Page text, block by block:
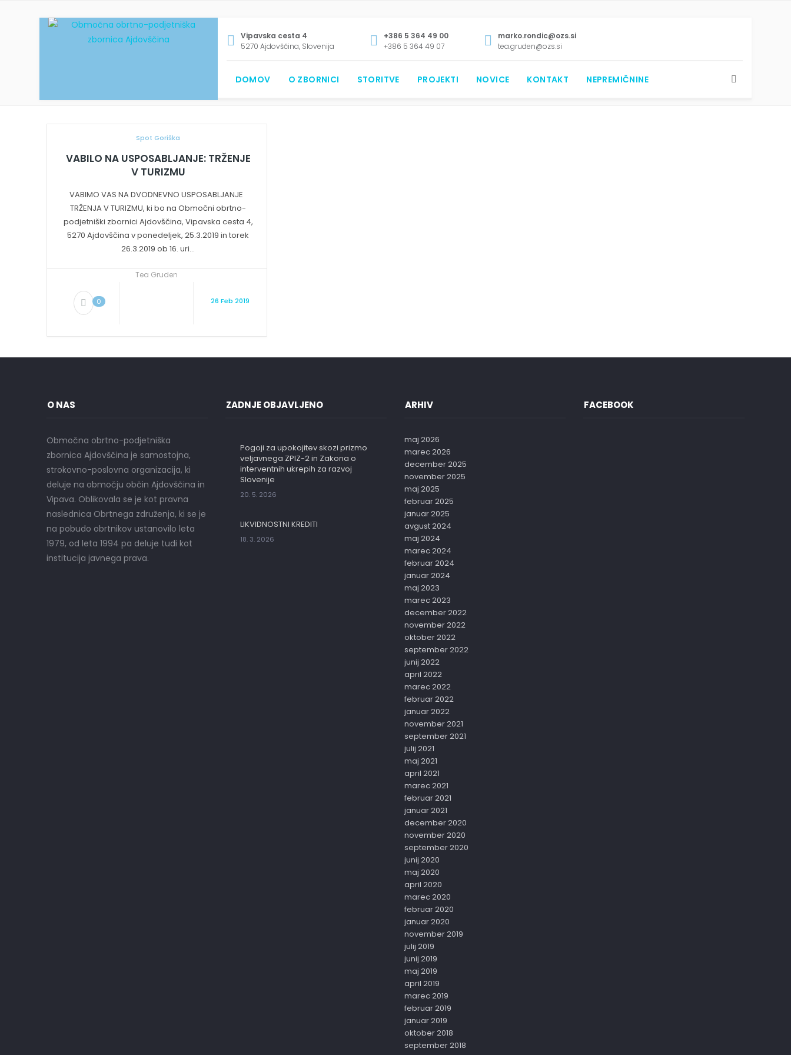
Vipavska cesta 4
5270 Ajdovščina, Slovenija
+386 5 364 49 00
+386 5 364 49 07
marko.rondic@ozs.si
tea.gruden@ozs.si
DOMOV O ZBORNICI STORITVE PROJEKTI NOVICE KONTAKT NEPREMIČNINE
Monthly Archives:FEBRUAR 2019
Spot Goriška
VABILO NA USPOSABLJANJE: TRŽENJE
V TURIZMU
VABIMO VAS NA DVODNEVNO USPOSABLJANJE
TRŽENJA V TURIZMU, ki bo na Območni obrtno-
podjetniški zbornici Ajdovščina, Vipavska cesta 4,
5270 Ajdovščina v ponedeljek, 25.3.2019 in torek
26.3.2019 ob 16. uri...
0
Tea Gruden
26 Feb 2019
O NAS
Območna obrtno-podjetniška
zbornica Ajdovščina je samostojna,
strokovno-poslovna organizacija, ki
deluje na območju občin Ajdovščina in
Vipava. Oblikovala se je kot pravna
naslednica Obrtnega združenja, ki se je
na pobudo obrtnikov ustanovilo leta
1979, od leta 1994 pa deluje tudi kot
institucija javnega prava.
ZADNJE OBJAVLJENO
Pogoji za upokojitev skozi prizmo
veljavnega ZPIZ-2 in Zakona o
interventnih ukrepih za razvoj
Slovenije
20. 5. 2026
LIKVIDNOSTNI KREDITI
18. 3. 2026
ARHIV
maj 2026
marec 2026
december 2025
november 2025
maj 2025
februar 2025
januar 2025
avgust 2024
maj 2024
marec 2024
februar 2024
januar 2024
maj 2023
marec 2023
december 2022
november 2022
oktober 2022
september 2022
junij 2022
april 2022
marec 2022
februar 2022
januar 2022
november 2021
september 2021
julij 2021
maj 2021
april 2021
marec 2021
februar 2021
januar 2021
december 2020
november 2020
september 2020
junij 2020
maj 2020
april 2020
marec 2020
februar 2020
januar 2020
november 2019
julij 2019
junij 2019
maj 2019
april 2019
marec 2019
februar 2019
januar 2019
oktober 2018
september 2018
FACEBOOK